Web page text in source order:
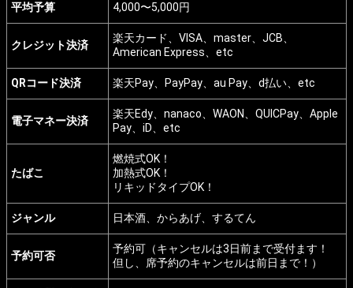
平均予算 4,000〜5,000円
クレジット決済
楽天カード、VISA、master、JCB、
American Express、etc
QRコード決済 楽天Pay、PayPay、au Pay、d払い、etc
電子マネー決済
楽天Edy、nanaco、WAON、QUICPay、Apple
Pay、iD、etc
たばこ
燃焼式OK！
加熱式OK！
リキッドタイプOK！
ジャンル 日本酒、からあげ、するてん
予約可否
予約可（キャンセルは3日前まで受付ます！
但し、席予約のキャンセルは前日まで！）